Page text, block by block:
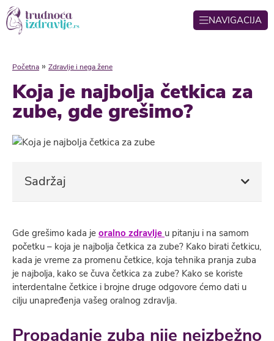
NAVIGACIJA
Početna » Zdravlje i nega žene
Koja je najbolja četkica za
zube, gde grešimo?
Sadržaj
Gde grešimo kada je oralno zdravlje u pitanju i na samom
početku – koja je najbolja četkica za zube? Kako birati četkicu,
kada je vreme za promenu četkice, koja tehnika pranja zuba
je najbolja, kako se čuva četkica za zube? Kako se koriste
interdentalne četkice i brojne druge odgovore ćemo dati u
cilju unapređenja vašeg oralnog zdravlja.
Propadanje zuba nije neizbežno